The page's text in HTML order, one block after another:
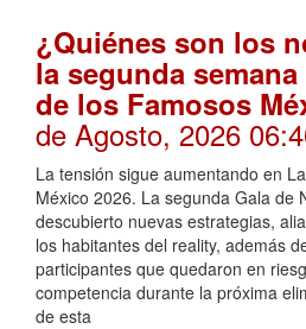
¿Quiénes son los
la segunda
de los Famosos
de Agosto, 2026
La tensión sigue aumentando en
México 2026. La segunda Gala de
descubierto nuevas estrategias,
los habitantes del reality, además
participantes que quedaron en
competencia durante la próxima
de esta